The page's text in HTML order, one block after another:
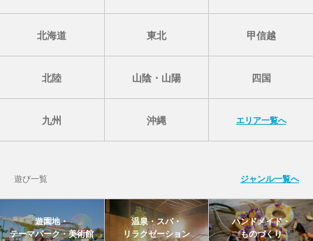
北海道 東北 甲信越
北陸 山陰・山陽 四国
九州 沖縄 エリア一覧へ
遊び一覧 ジャンル一覧へ
遊園地・
テーマパーク・美術館
温泉・スパ・
リラクゼーション
ハンドメイド・
ものづくり